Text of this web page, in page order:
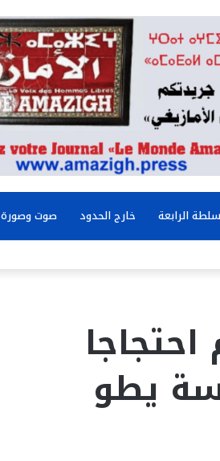
الرابعة خارج الحدود صوت وصورة
يطو